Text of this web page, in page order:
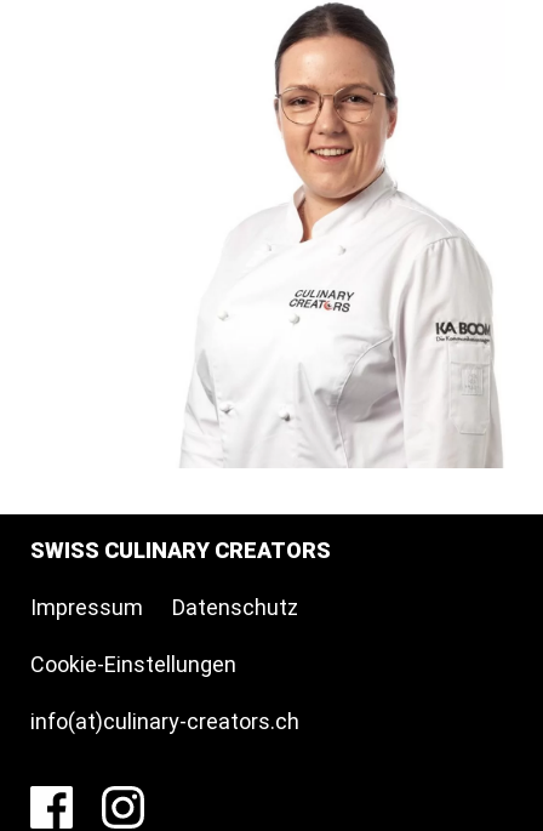
SWISS CULINARY CREATORS
Impressum Datenschutz
Cookie-Einstellungen
info(at)culinary-creators.ch